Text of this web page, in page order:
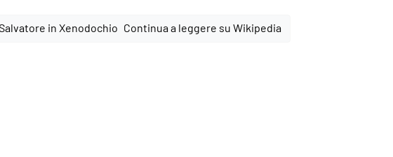
Continua a leggere su Wikipedia